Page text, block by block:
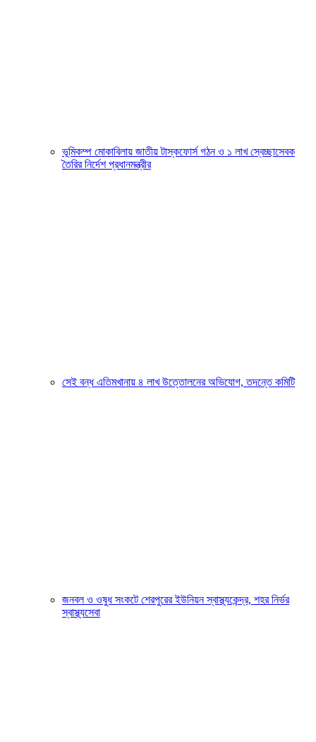
ভূমিকম্প মোকাবিলায় জাতীয় টাস্কফোর্স গঠন ও ১ লাখ স্বেচ্ছাসেবক
তৈরির নির্দেশ প্রধানমন্ত্রীর
সেই বন্ধ এতিমখানায় ৪ লাখ উত্তোলনের অভিযোগ, তদন্তে কমিটি
জনবল ও ওষুধ সংকটে শেরপুরের ইউনিয়ন স্বাস্থ্যকেন্দ্র, শহর নির্ভর
স্বাস্থ্যসেবা